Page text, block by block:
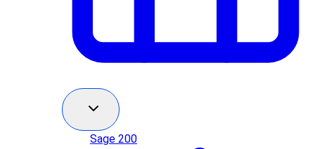
Sage 200